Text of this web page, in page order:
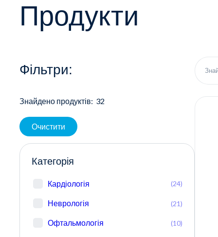
Продукти
Фільтри:
Знайдено продуктів: 32
Очистити
Категорія
Кардіологія (24)
Неврологія (21)
Офтальмологія (10)